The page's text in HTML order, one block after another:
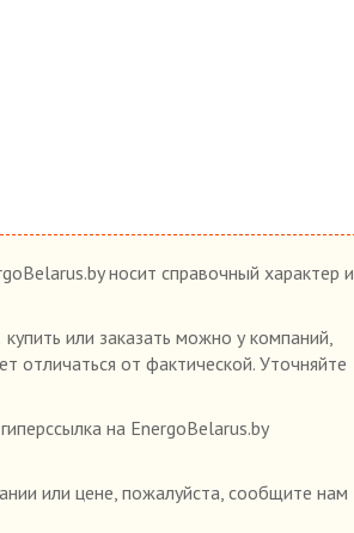
носит справочный характер и
или заказать можно у компаний,
отличаться от фактической. Уточняйте
на EnergoBelarus.by
или цене, пожалуйста, сообщите нам